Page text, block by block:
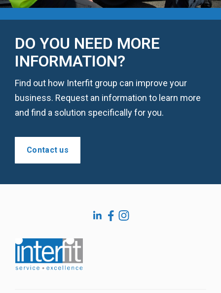
DO YOU NEED MORE
INFORMATION?
Find out how Interfit group can improve your
business. Request an information to learn more
and find a solution specifically for you.
Contact us